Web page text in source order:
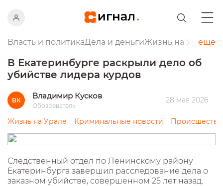
Власть и политикаДела и деньгиЖизнь на Урале
еще
В Екатеринбурге раскрыли дело об
убийстве лидера курдов
ВК Владимир Кусков
Обозреватель
28 мая 2026
Жизнь на Урале Криминальные новости
Следственный отдел по Ленинскому району
Екатеринбурга завершил расследование дела о
заказном убийстве, совершенном 25 лет назад.